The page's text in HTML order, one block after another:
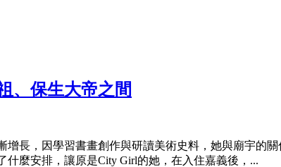
、保生大帝之間
長，因學習書畫創作與研讀美術史料，她與廟宇的
麼安排，讓原是City Girl的她，在入住嘉義後，...